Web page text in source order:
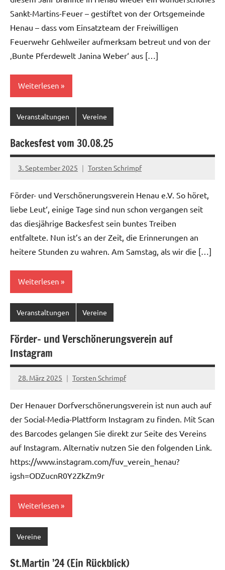
Sankt-Martins-Feuer – gestiftet von der Ortsgemeinde
Henau – dass vom Einsatzteam der Freiwilligen
Feuerwehr Gehlweiler aufmerksam betreut und von der
‚Bunte Pferdewelt Janina Weber‘ aus […]
Weiterlesen
Veranstaltungen Vereine
Backesfest vom 30.08.25
3. September 2025 Torsten Schrimpf
Förder- und Verschönerungsverein Henau e.V. So höret,
liebe Leut‘, einige Tage sind nun schon vergangen seit
das diesjährige Backesfest sein buntes Treiben
entfaltete. Nun ist’s an der Zeit, die Erinnerungen an
heitere Stunden zu wahren. Am Samstag, als wir die […]
Weiterlesen
Veranstaltungen Vereine
Förder- und Verschönerungsverein auf
Instagram
28. März 2025 Torsten Schrimpf
Der Henauer Dorfverschönerungsverein ist nun auch auf
der Social-Media-Plattform Instagram zu finden. Mit Scan
des Barcodes gelangen Sie direkt zur Seite des Vereins
auf Instagram. Alternativ nutzen Sie den folgenden Link.
https://www.instagram.com/fuv_verein_henau?
igsh=ODZucnR0Y2ZkZm9r
Weiterlesen
Vereine
St.Martin ’24 (Ein Rückblick)